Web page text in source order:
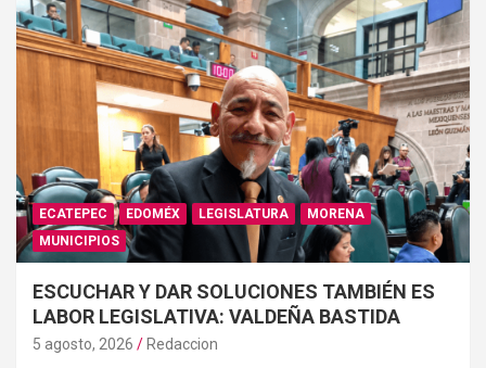
ECATEPEC EDOMÉX LEGISLATURA
MORENA
MUNICIPIOS
ESCUCHAR Y DAR SOLUCIONES TAMBIÉN ES
LABOR LEGISLATIVA: VALDEÑA BASTIDA
5 agosto, 2026 Redaccion